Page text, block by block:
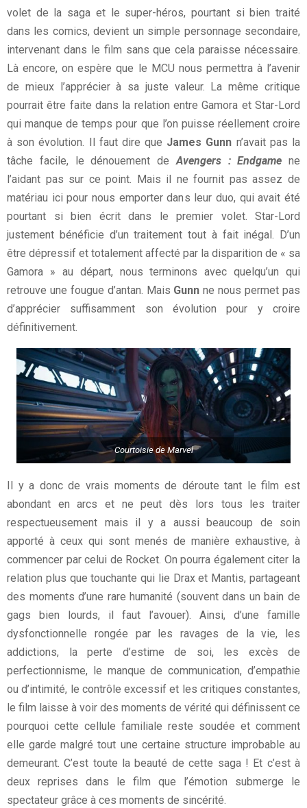
volet de la saga et le super-héros, pourtant si bien traité
dans les comics, devient un simple personnage secondaire,
intervenant dans le film sans que cela paraisse nécessaire.
Là encore, on espère que le MCU nous permettra à l’avenir
de mieux l’apprécier à sa juste valeur. La même critique
pourrait être faite dans la relation entre Gamora et Star-Lord
qui manque de temps pour que l’on puisse réellement croire
à son évolution. Il faut dire que James Gunn n’avait pas la
tâche facile, le dénouement deAvengers : Endgame ne
l’aidant pas sur ce point. Mais il ne fournit pas assez de
matériau ici pour nous emporter dans leur duo, qui avait été
pourtant si bien écrit dans le premier volet. Star-Lord
justement bénéficie d’un traitement tout à fait inégal. D’un
être dépressif et totalement affecté par la disparition de « sa
Gamora » au départ, nous terminons avec quelqu’un qui
retrouve une fougue d’antan. Mais Gunn ne nous permet pas
d’apprécier suffisamment son évolution pour y croire
définitivement.
Courtoisie de Marvel
Il y a donc de vrais moments de déroute tant le film est
abondant en arcs et ne peut dès lors tous les traiter
respectueusement mais il y a aussi beaucoup de soin
apporté à ceux qui sont menés de manière exhaustive, à
commencer par celui de Rocket. On pourra également citer la
relation plus que touchante qui lie Drax et Mantis, partageant
des moments d’une rare humanité (souvent dans un bain de
gags bien lourds, il faut l’avouer). Ainsi, d’une famille
dysfonctionnelle rongée par les ravages de la vie, les
addictions, la perte d’estime de soi, les excès de
perfectionnisme, le manque de communication, d’empathie
ou d’intimité, le contrôle excessif et les critiques constantes,
le film laisse à voir des moments de vérité qui définissent ce
pourquoi cette cellule familiale reste soudée et comment
elle garde malgré tout une certaine structure improbable au
demeurant. C’est toute la beauté de cette saga ! Et c’est à
deux reprises dans le film que l’émotion submerge le
spectateur grâce à ces moments de sincérité.